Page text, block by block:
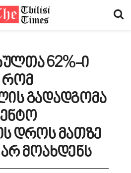
62%-ი
რომ
გადადგომა
დროს მათზე
მოახდენს